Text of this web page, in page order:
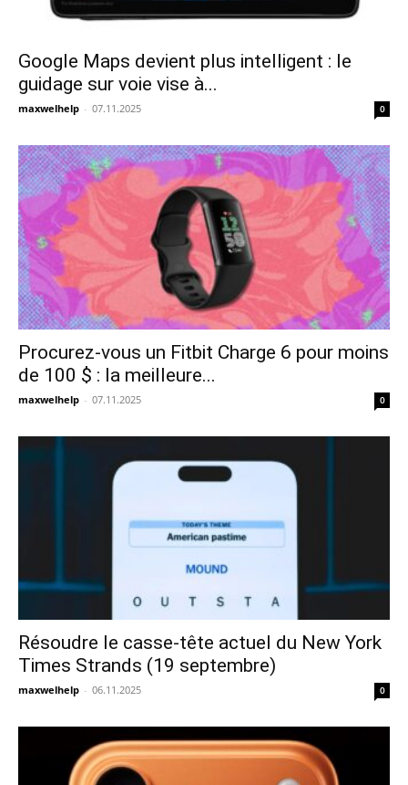
Google Maps devient plus intelligent : le
guidage sur voie vise à...
maxwelhelp - 07.11.2025 0
Procurez-vous un Fitbit Charge 6 pour moins
de 100 $ : la meilleure...
maxwelhelp - 07.11.2025 0
Résoudre le casse-tête actuel du New York
Times Strands (19 septembre)
maxwelhelp - 06.11.2025 0